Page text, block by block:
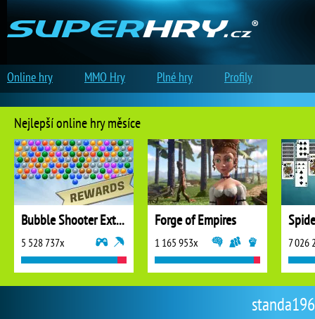
Nejlepší online hry měsíce
Bubble Shooter Extreme
5 528 737x
Forge of Empires
1 165 953x 7 026
Online hry MMO Hry Plné hry Profily